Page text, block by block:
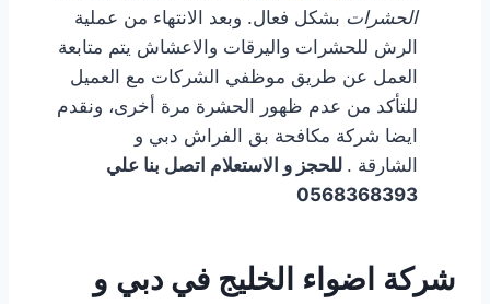
الحشرات بشكل فعال. وبعد الانتهاء من عملية
الرش للحشرات واليرقات والاعشاش يتم متابعة
العمل عن طريق موظفي الشركات مع العميل
للتأكد من عدم ظهور الحشرة مرة أخرى، ونقدم
ايضا شركة مكافحة بق الفراش دبي و
الشارقة . للحجز و الاستعلام اتصل بنا علي
0568368393
شركة اضواء الخليج في دبي و